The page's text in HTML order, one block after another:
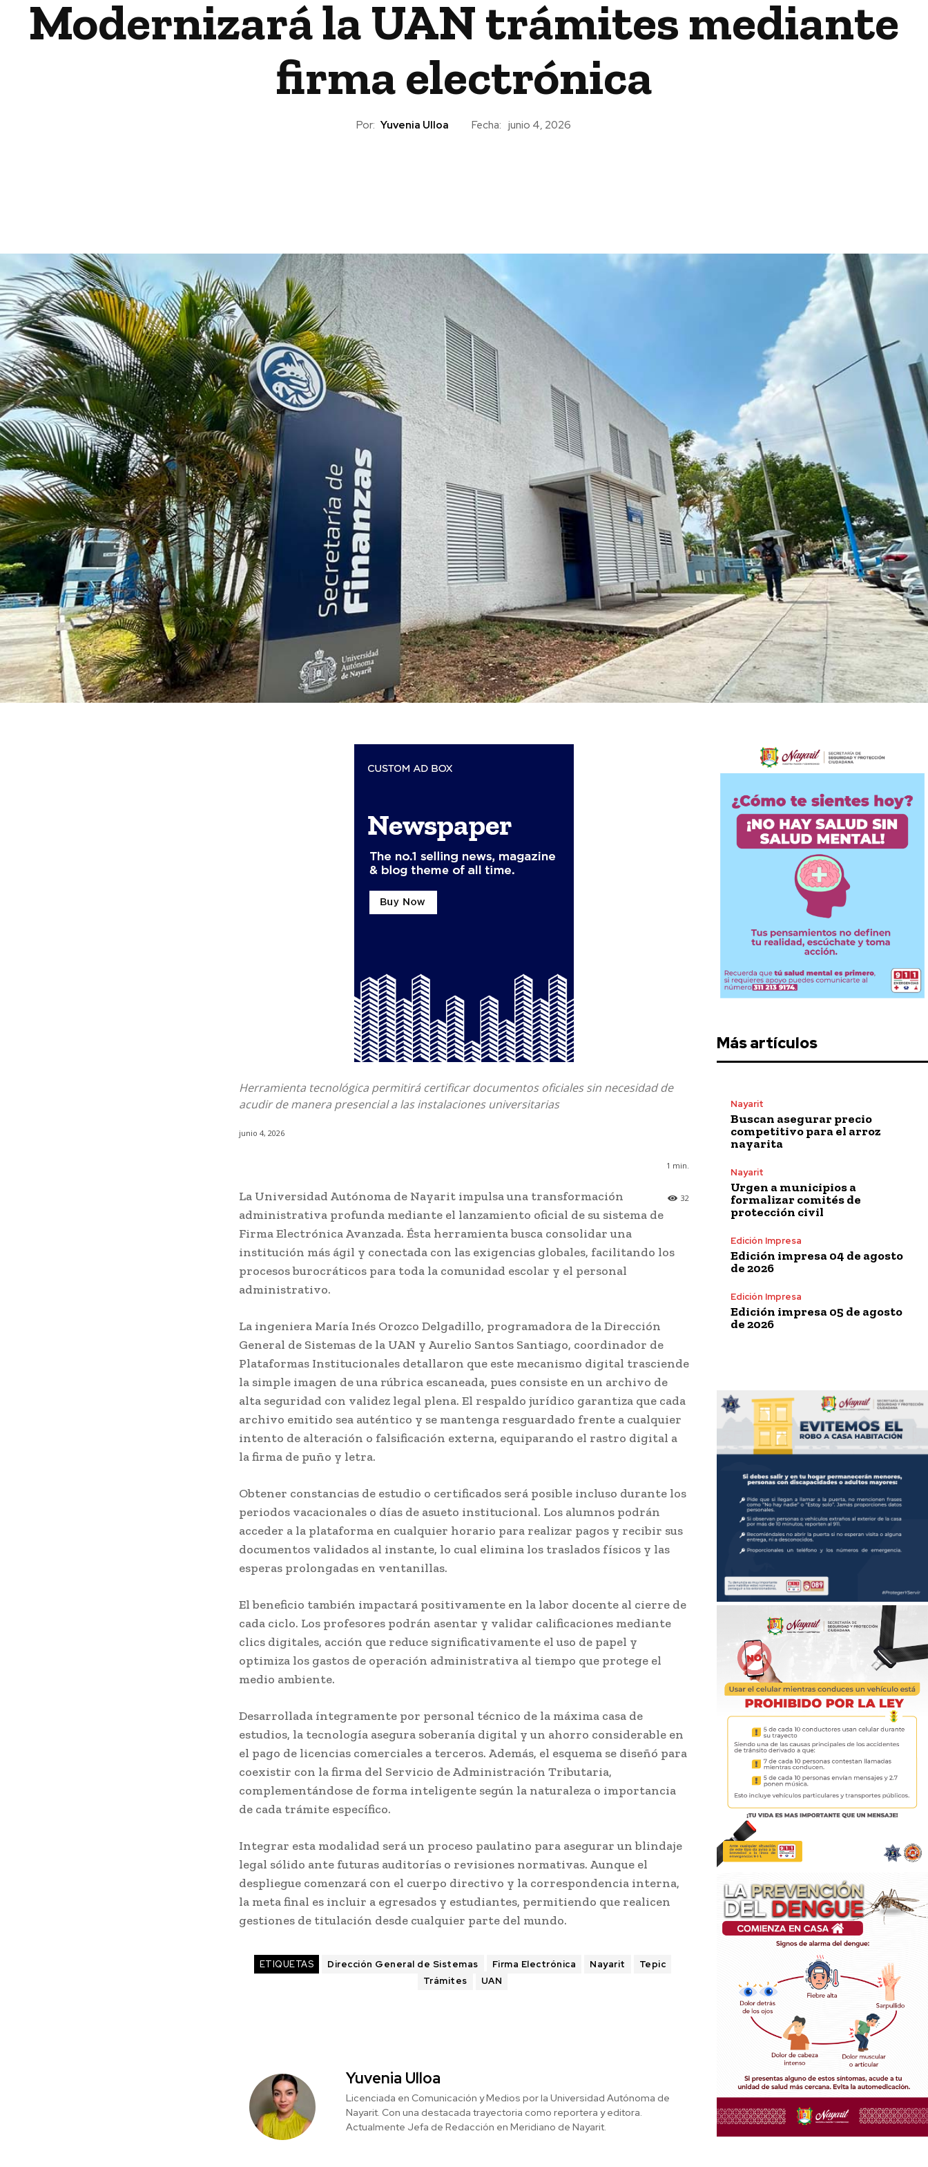
Modernizará la UAN trámites mediante
firma electrónica
Por: Yuvenia Ulloa Fecha: junio 4, 2026
Herramienta tecnológica permitirá certificar documentos oficiales sin necesidad de
acudir de manera presencial a las instalaciones universitarias
junio 4, 2026
1 min.
32
La Universidad Autónoma de Nayarit impulsa una transformación
administrativa profunda mediante el lanzamiento oficial de su sistema de
Firma Electrónica Avanzada. Ésta herramienta busca consolidar una
institución más ágil y conectada con las exigencias globales, facilitando los
procesos burocráticos para toda la comunidad escolar y el personal
administrativo.
La ingeniera María Inés Orozco Delgadillo, programadora de la Dirección
General de Sistemas de la UAN y Aurelio Santos Santiago, coordinador de
Plataformas Institucionales detallaron que este mecanismo digital trasciende
la simple imagen de una rúbrica escaneada, pues consiste en un archivo de
alta seguridad con validez legal plena. El respaldo jurídico garantiza que cada
archivo emitido sea auténtico y se mantenga resguardado frente a cualquier
intento de alteración o falsificación externa, equiparando el rastro digital a
la firma de puño y letra.
Obtener constancias de estudio o certificados será posible incluso durante los
periodos vacacionales o días de asueto institucional. Los alumnos podrán
acceder a la plataforma en cualquier horario para realizar pagos y recibir sus
documentos validados al instante, lo cual elimina los traslados físicos y las
esperas prolongadas en ventanillas.
El beneficio también impactará positivamente en la labor docente al cierre de
cada ciclo. Los profesores podrán asentar y validar calificaciones mediante
clics digitales, acción que reduce significativamente el uso de papel y
optimiza los gastos de operación administrativa al tiempo que protege el
medio ambiente.
Desarrollada íntegramente por personal técnico de la máxima casa de
estudios, la tecnología asegura soberanía digital y un ahorro considerable en
el pago de licencias comerciales a terceros. Además, el esquema se diseñó para
coexistir con la firma del Servicio de Administración Tributaria,
complementándose de forma inteligente según la naturaleza o importancia
de cada trámite específico.
Integrar esta modalidad será un proceso paulatino para asegurar un blindaje
legal sólido ante futuras auditorías o revisiones normativas. Aunque el
despliegue comenzará con el cuerpo directivo y la correspondencia interna,
la meta final es incluir a egresados y estudiantes, permitiendo que realicen
gestiones de titulación desde cualquier parte del mundo.
ETIQUETAS Dirección General de Sistemas Firma Electrónica Nayarit
Tepic
Trámites
UAN
Yuvenia Ulloa
Licenciada en Comunicación y Medios por la Universidad Autónoma de
Nayarit. Con una destacada trayectoria como reportera y editora.
Actualmente Jefa de Redacción en Meridiano de Nayarit.
Más artículos
Nayarit
Buscan asegurar precio
competitivo para el arroz
nayarita
Nayarit
Urgen a municipios a
formalizar comités de
protección civil
Edición Impresa
Edición impresa 04 de agosto
de 2026
Edición Impresa
Edición impresa 05 de agosto
de 2026